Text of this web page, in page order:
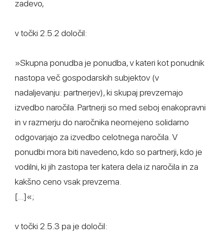
zadevo,
v točki 2.5.2 določil:
»Skupna ponudba je ponudba, v kateri kot ponudnik
nastopa več gospodarskih subjektov (v
nadaljevanju: partnerjev), ki skupaj prevzemajo
izvedbo naročila. Partnerji so med seboj enakopravni
in v razmerju do naročnika neomejeno solidarno
odgovarjajo za izvedbo celotnega naročila. V
ponudbi mora biti navedeno, kdo so partnerji, kdo je
vodilni, ki jih zastopa ter katera dela iz naročila in za
kakšno ceno vsak prevzema.
[...]«;
v točki 2.5.3 pa je določil: